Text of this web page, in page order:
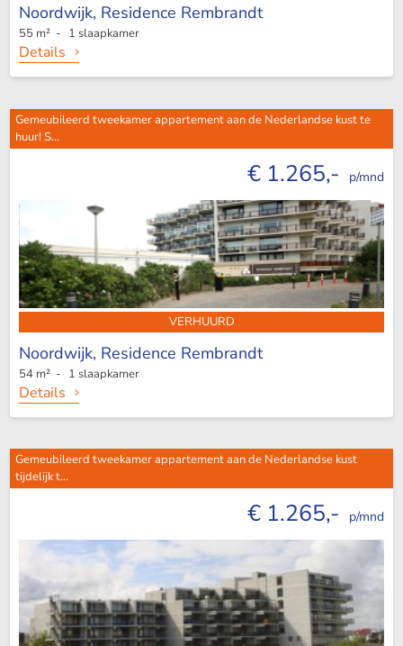
Noordwijk, Residence Rembrandt
55 m² - 1 slaapkamer
Details
Gemeubileerd tweekamer appartement aan de Nederlandse kust te
huur! S...
€ 1.265,- p/mnd
VERHUURD
Noordwijk, Residence Rembrandt
54 m² - 1 slaapkamer
Details
Gemeubileerd tweekamer appartement aan de Nederlandse kust
tijdelijk t...
€ 1.265,- p/mnd